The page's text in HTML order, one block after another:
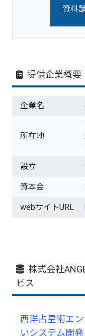
資料
提供企業概要
企業名
所在地
設立
資本金
webサイトURL
株式会社
ビス
西洋占星術エ
いシステム開発